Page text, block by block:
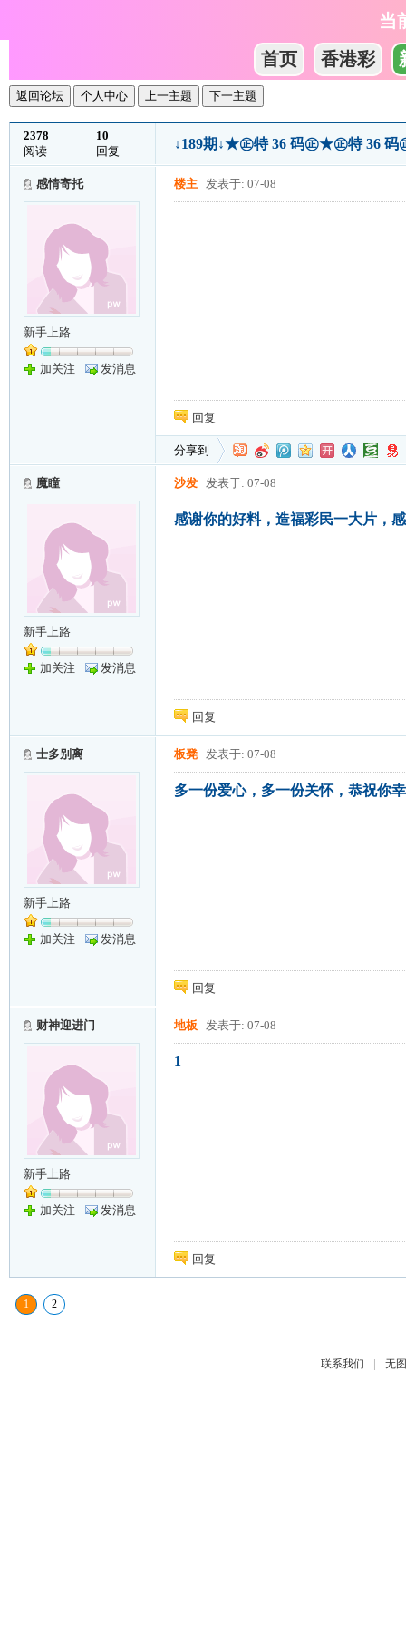
当
首页
香港彩
返回论坛 个人中心 上一主题 下一主题
2378
阅读
10
回复
↓189期↓★㊣特 36 码㊣★㊣特 36
感情寄托
新手上路
加关注 发消息
楼主 发表于: 07-08
回复
分享到
魔瞳
新手上路
加关注 发消息
沙发 发表于: 07-08
感谢你的好料，造福彩民一大片，
回复
士多别离
新手上路
加关注 发消息
板凳 发表于: 07-08
多一份爱心，多一份关怀，恭祝你
回复
财神迎进门
新手上路
加关注 发消息
地板 发表于: 07-08
1
回复
1 2
联系我们 | 无